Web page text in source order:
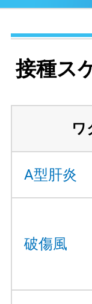
接種ス
ワ
A型肝炎
破傷風